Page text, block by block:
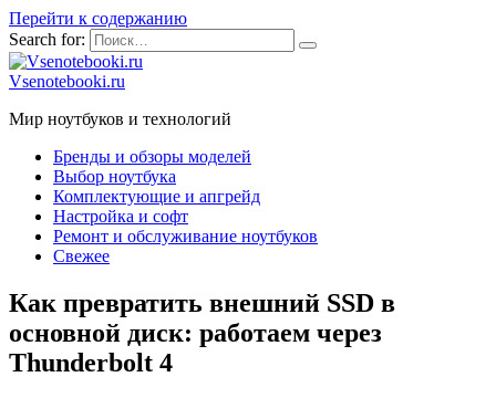
Перейти к содержанию
Search for:
Vsenotebooki.ru
Мир ноутбуков и технологий
Бренды и обзоры моделей
Выбор ноутбука
Комплектующие и апгрейд
Настройка и софт
Ремонт и обслуживание ноутбуков
Свежее
Как превратить внешний SSD в
основной диск: работаем через
Thunderbolt 4